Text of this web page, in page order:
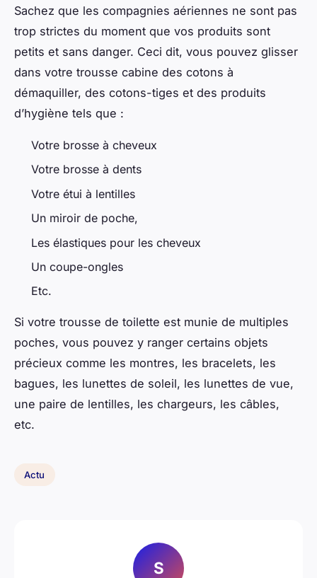
Sachez que les compagnies aériennes ne sont pas
trop strictes du moment que vos produits sont
petits et sans danger. Ceci dit, vous pouvez glisser
dans votre trousse cabine des cotons à
démaquiller, des cotons-tiges et des produits
d’hygiène tels que :
Votre brosse à cheveux
Votre brosse à dents
Votre étui à lentilles
Un miroir de poche,
Les élastiques pour les cheveux
Un coupe-ongles
Etc.
Si votre trousse de toilette est munie de multiples
poches, vous pouvez y ranger certains objets
précieux comme les montres, les bracelets, les
bagues, les lunettes de soleil, les lunettes de vue,
une paire de lentilles, les chargeurs, les câbles,
etc.
Actu
S